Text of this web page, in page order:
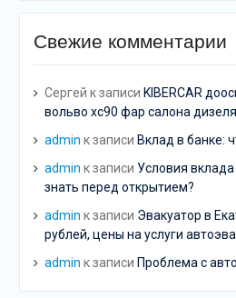
Свежие комментарии
Сергей к записи KIBERCAR
вольво хс90 фар салона дизеля
admin к записи Вклад в банке:
admin к записи Условия
знать перед открытием?
admin к записи Эвакуатор в
рублей, цены на услуги
admin к записи Проблема с